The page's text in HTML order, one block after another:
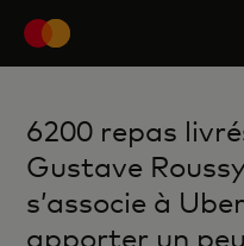
6200 repas
Gustave
s’associe à
apporter un